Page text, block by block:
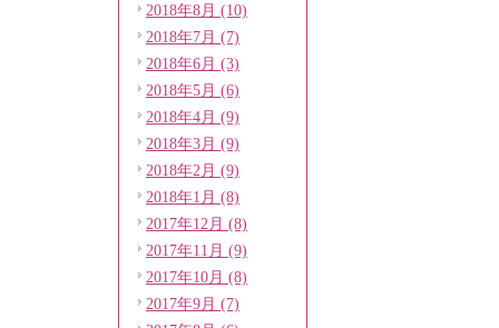
2018年8月 (10)
2018年7月 (7)
2018年6月 (3)
2018年5月 (6)
2018年4月 (9)
2018年3月 (9)
2018年2月 (9)
2018年1月 (8)
2017年12月 (8)
2017年11月 (9)
2017年10月 (8)
2017年9月 (7)